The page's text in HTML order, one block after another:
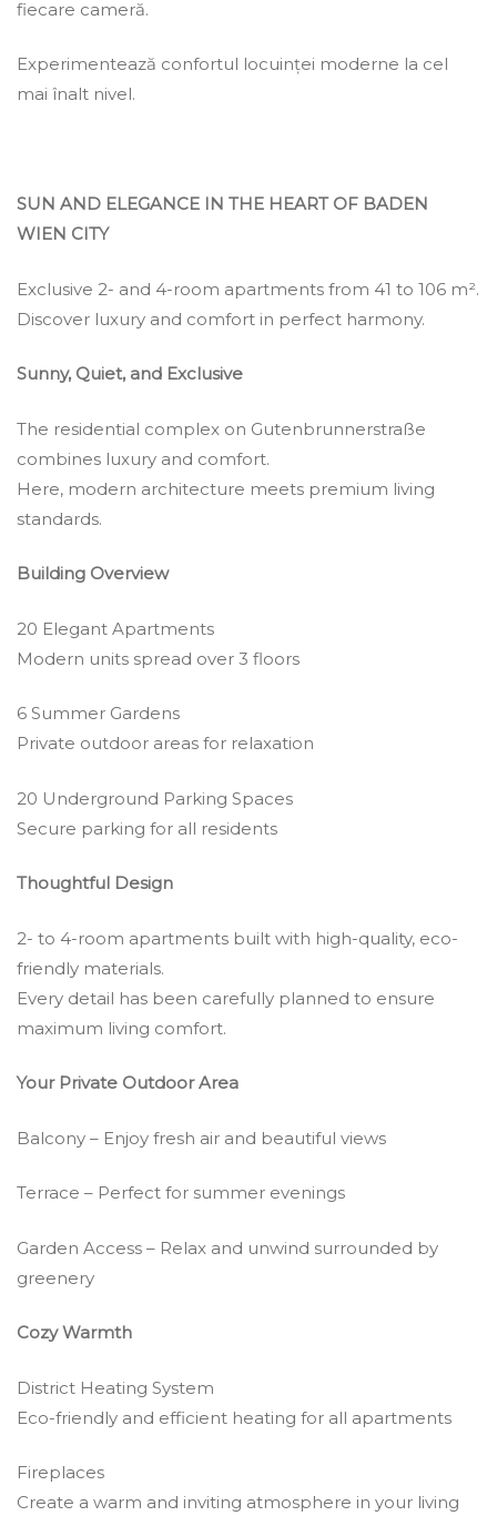
fiecare cameră.
Experimentează confortul locuinței moderne la cel
mai înalt nivel.
SUN AND ELEGANCE IN THE HEART OF BADEN
WIEN CITY
Exclusive 2- and 4-room apartments from 41 to 106 m².
Discover luxury and comfort in perfect harmony.
Sunny, Quiet, and Exclusive
The residential complex on Gutenbrunnerstraße
combines luxury and comfort.
Here, modern architecture meets premium living
standards.
Building Overview
20 Elegant Apartments
Modern units spread over 3 floors
6 Summer Gardens
Private outdoor areas for relaxation
20 Underground Parking Spaces
Secure parking for all residents
Thoughtful Design
2- to 4-room apartments built with high-quality, eco-
friendly materials.
Every detail has been carefully planned to ensure
maximum living comfort.
Your Private Outdoor Area
Balcony – Enjoy fresh air and beautiful views
Terrace – Perfect for summer evenings
Garden Access – Relax and unwind surrounded by
greenery
Cozy Warmth
District Heating System
Eco-friendly and efficient heating for all apartments
Fireplaces
Create a warm and inviting atmosphere in your living